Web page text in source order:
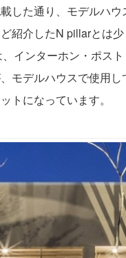
した通り、モデルハ
紹介したN pillarとは少
インターホン・ポス
モデルハウスで使用
トになっています。